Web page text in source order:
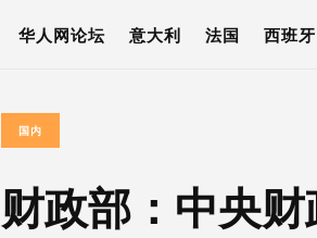
华人网论坛 意大利 法国 西班牙
国内
财政部：中央